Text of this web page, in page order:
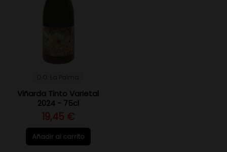
Viñarda Tinto Varietal
2024 - 75cl
19,45 €
Añadir al carrito